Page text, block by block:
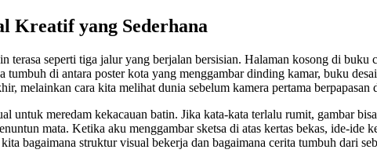
Kreatif yang Sederhana
terasa seperti tiga jalur yang berjalan bersisian. Halaman kosong di
tumbuh di antara poster kota yang menggambar dinding kamar, buku
melainkan cara kita melihat dunia sebelum kamera pertama berpapasan
untuk meredam kekacauan batin. Jika kata-kata terlalu rumit, gambar
mata. Ketika aku menggambar sketsa di atas kertas bekas, ide-
bagaimana struktur visual bekerja dan bagaimana cerita tumbuh dari